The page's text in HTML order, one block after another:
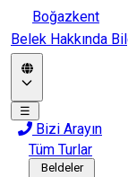
Boğazkent
Belek Hakkında
☰
Bizi Arayın
Tüm Turlar
Beldeler